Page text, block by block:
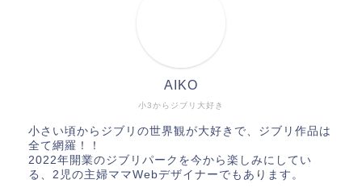
小3からジブリ大好き
AIKO
小さい頃からジブリの世界観が大好きで、ジブリ作品は
全て網羅！！
2022年開業のジブリパークを今から楽しみにしてい
る、2児の主婦ママWebデザイナーでもあります。